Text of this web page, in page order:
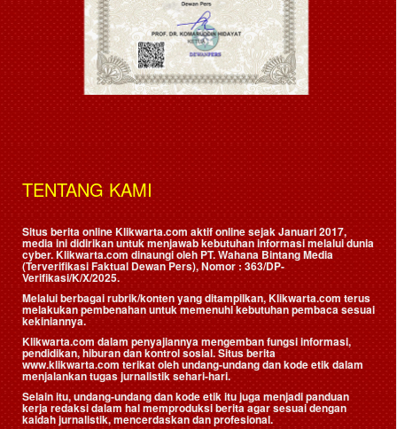
TENTANG KAMI
Situs berita online Klikwarta.com aktif online sejak Januari 2017,
media ini didirikan untuk menjawab kebutuhan informasi melalui dunia
cyber. Klikwarta.com dinaungi oleh PT. Wahana Bintang Media
(Terverifikasi Faktual Dewan Pers), Nomor : 363/DP-
Verifikasi/K/X/2025.
Melalui berbagai rubrik/konten yang ditampilkan, Klikwarta.com terus
melakukan pembenahan untuk memenuhi kebutuhan pembaca sesuai
kekiniannya.
Klikwarta.com dalam penyajiannya mengemban fungsi informasi,
pendidikan, hiburan dan kontrol sosial. Situs berita
www.klikwarta.com terikat oleh undang-undang dan kode etik dalam
menjalankan tugas jurnalistik sehari-hari.
Selain itu, undang-undang dan kode etik itu juga menjadi panduan
kerja redaksi dalam hal memproduksi berita agar sesuai dengan
kaidah jurnalistik, mencerdaskan dan profesional.